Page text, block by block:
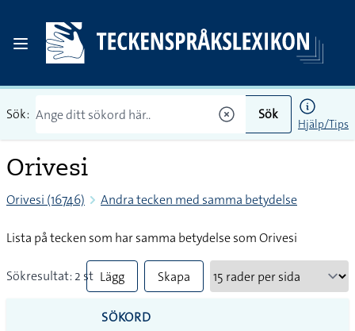
Sök: Sök
Hjälp/Tips
Orivesi
Orivesi (16746) Andra tecken med samma betydelse
Lista på tecken som har samma betydelse som Orivesi
Sökresultat: 2 st Lägg
till
Skapa
SÖKORD